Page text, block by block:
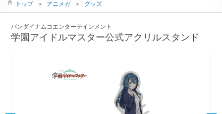
トップ ＞ アニメガ ＞ グッズ
バンダイナムコエンターテインメント
学園アイドルマスター公式アクリルスタンド